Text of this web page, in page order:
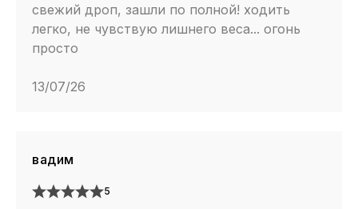
свежий дроп, зашли по полной! ходить
легко, не чувствую лишнего веса... огонь
просто
13/07/26
вадим
5